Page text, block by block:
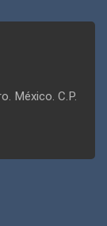
México. C.P.